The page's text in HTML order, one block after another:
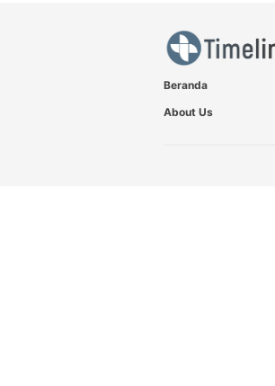
Beranda
About Us